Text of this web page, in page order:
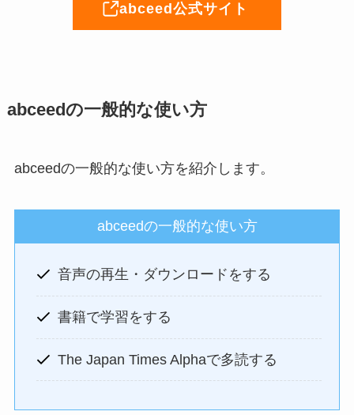
abceed公式サイト
abceedの一般的な使い方
abceedの一般的な使い方を紹介します。
abceedの一般的な使い方
音声の再生・ダウンロードをする
書籍で学習をする
The Japan Times Alphaで多読する